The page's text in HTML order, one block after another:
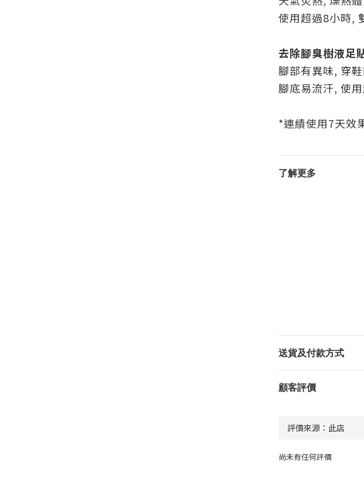
使用超過8小時,
去除腳臭樹液足
腳部有異味, 穿
腳底易流汗, 使
*連績使用7天效
了解更多
送貨及付款方式
顧客評價
尚未有任何評價